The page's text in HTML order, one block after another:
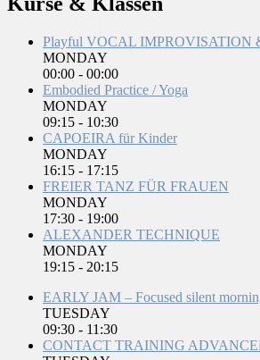
Playful VOCAL IMPROVISATION
MONDAY
00:00 - 00:00
Embodied Practice / Yoga
MONDAY
09:15 - 10:30
CAPOEIRA für Kinder
MONDAY
16:15 - 17:15
FREIER TANZ FÜR FRAUEN
MONDAY
17:30 - 19:00
ALEXANDER TECHNIQUE
MONDAY
19:15 - 20:15
EARLY JAM – Focused silent
TUESDAY
09:30 - 11:30
CONTACT TRAINING